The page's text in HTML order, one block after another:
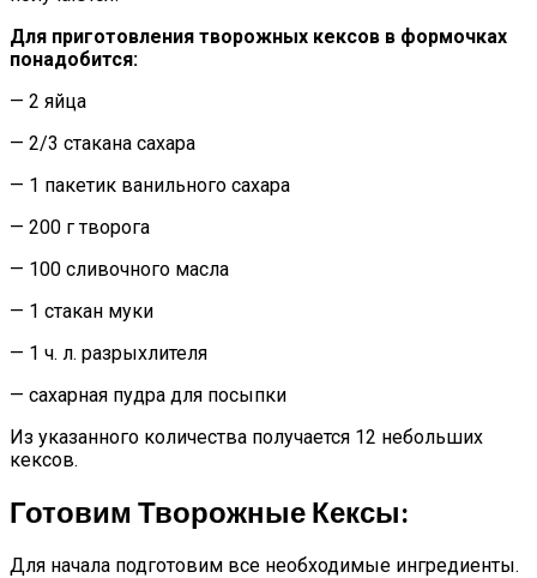
Для приготовления творожных кексов в формочках
понадобится:
— 2 яйца
— 2/3 стакана сахара
— 1 пакетик ванильного сахара
— 200 г творога
— 100 сливочного масла
— 1 стакан муки
— 1 ч. л. разрыхлителя
— сахарная пудра для посыпки
Из указанного количества получается 12 небольших
кексов.
Готовим Творожные Кексы:
Для начала подготовим все необходимые ингредиенты.